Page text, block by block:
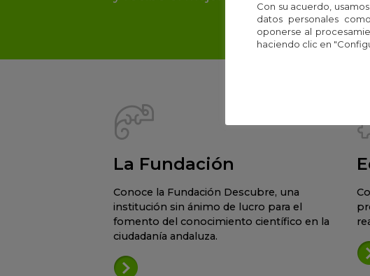
La Fundación
Conoce la Fundación Descubre, una
institución sin ánimo de lucro para el
fomento del conocimiento científico en la
ciudadanía andaluza.
Con su acuerdo,
datos personales
oponerse al
haciendo clic en